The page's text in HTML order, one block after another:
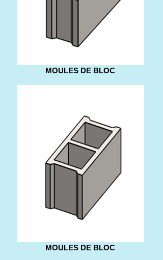
MOULES DE BLOC
MOULES DE BLOC